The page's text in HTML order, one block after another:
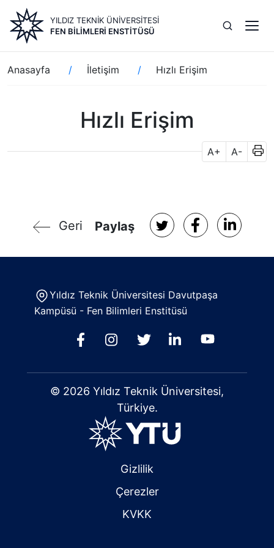
içeriğe
atla
YILDIZ TEKNİK ÜNİVERSİTESİ
FEN BILIMLERI ENSTITÜSÜ
Sayfa
yolu
Anasayfa İletişim Hızlı Erişim
Hızlı Erişim
A+ A-
Geri Paylaş
Yıldız Teknik Üniversitesi Davutpaşa
Kampüsü - Fen Bilimleri Enstitüsü
© 2026 Yıldız Teknik Üniversitesi,
Türkiye.
Gizlilik
Çerezler
KVKK